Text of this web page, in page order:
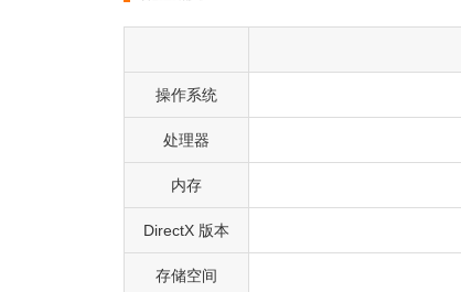
操作系统
处理器
内存
DirectX 版本
存储空间